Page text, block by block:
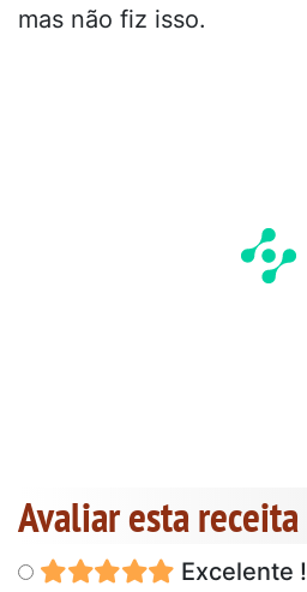
mas não fiz isso.
Avaliar esta receita
Excelente !